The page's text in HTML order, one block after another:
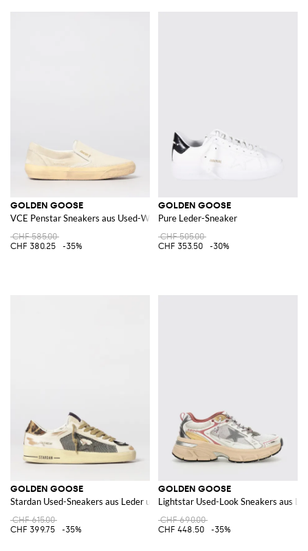
GOLDEN GOOSE
VCE Penstar Sneakers aus Used-Wildleder und Canvas
CHF 585.00
CHF 380.25
-35%
GOLDEN GOOSE
Pure Leder-Sneaker
CHF 505.00
CHF 353.50
-30%
GOLDEN GOOSE
Stardan Used-Sneakers aus Leder und Nylon
CHF 615.00
CHF 399.75
-35%
GOLDEN GOOSE
Lightstar Used-Look Sneakers aus
CHF 690.00
CHF 448.50
-35%